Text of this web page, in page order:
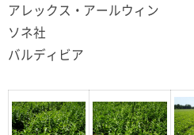
アレックス・アールウィン
ソネ社
バルディビア